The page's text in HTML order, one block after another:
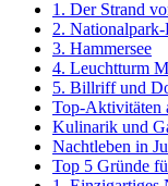
1. Der Strand
2. Nationalpark-
3. Hammersee
4. Leuchtturm
5. Billriff und
Top-Aktivitäten
Kulinarik und
Nachtleben in
Top 5 Gründe